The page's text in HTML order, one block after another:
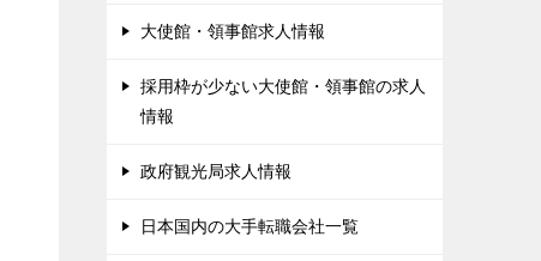
大使館・領事館求人情報
採用枠が少ない大使館・領事館の求人
情報
政府観光局求人情報
日本国内の大手転職会社一覧